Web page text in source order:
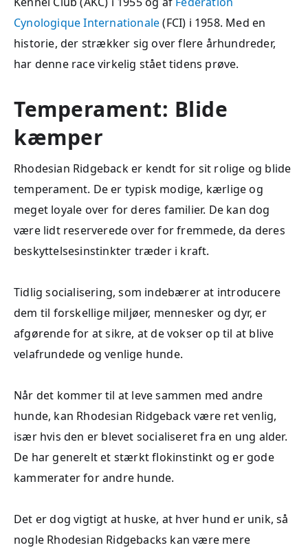
Cynologique Internationale(FCI) i 1958. Med en
historie, der strækker sig over flere århundreder,
har denne race virkelig stået tidens prøve.
Temperament: Blide
kæmper
Rhodesian Ridgeback er kendt for sit rolige og blide
temperament. De er typisk modige, kærlige og
meget loyale over for deres familier. De kan dog
være lidt reserverede over for fremmede, da deres
beskyttelsesinstinkter træder i kraft.
Tidlig socialisering, som indebærer at introducere
dem til forskellige miljøer, mennesker og dyr, er
afgørende for at sikre, at de vokser op til at blive
velafrundede og venlige hunde.
Når det kommer til at leve sammen med andre
hunde, kan Rhodesian Ridgeback være ret venlig,
især hvis den er blevet socialiseret fra en ung alder.
De har generelt et stærkt flokinstinkt og er gode
kammerater for andre hunde.
Det er dog vigtigt at huske, at hver hund er unik, så
nogle Rhodesian Ridgebacks kan være mere